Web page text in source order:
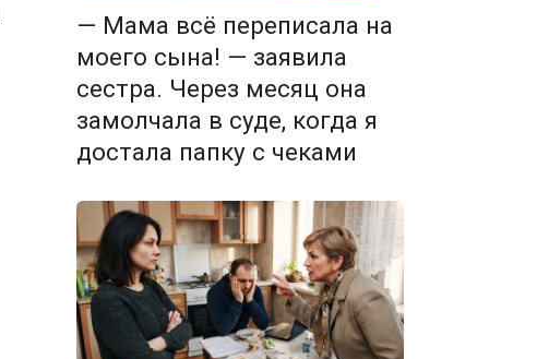
— Мама всё переписала на
моего сына! — заявила
сестра. Через месяц она
замолчала в суде, когда я
достала папку с чеками